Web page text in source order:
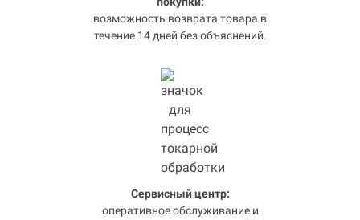
возможность возврата товара в
течение 14 дней без объяснений.
Сервисный центр:
оперативное обслуживание и